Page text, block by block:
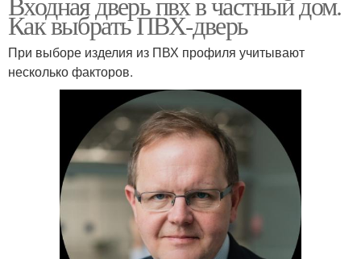
Как выбрать ПВХ-дверь
При выборе изделия из ПВХ профиля учитывают
несколько факторов.